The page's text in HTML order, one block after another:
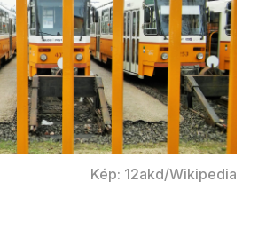
Kép: 12akd/Wikipedia